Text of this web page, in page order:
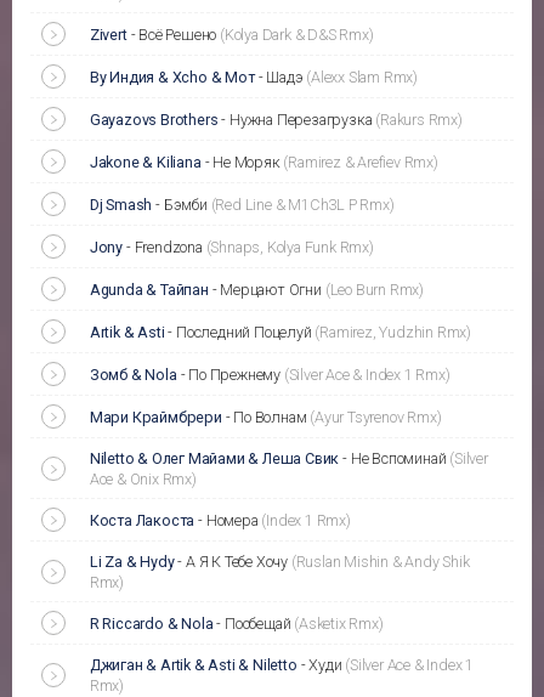
Zivert- Всё Решено (Kolya Dark & D&S Rmx)
By Индия & Xcho & Мот- Шадэ (Alexx Slam Rmx)
Gayazovs Brothers - Нужна Перезагрузка (Rakurs Rmx)
Jakone & Kiliana - Не Моряк (Ramirez & Arefiev Rmx)
Dj Smash - Бэмби (Red Line & M1Ch3L P Rmx)
Jony - Frendzona (Shnaps, Kolya Funk Rmx)
Agunda & Тайпан - Мерцают Огни (Leo Burn Rmx)
Artik & Asti - Последний Поцелуй (Ramirez, Yudzhin Rmx)
Зомб & Nola - По Прежнему (Silver Ace & Index 1 Rmx)
Мари Краймбрери - По Волнам (Ayur Tsyrenov Rmx)
Niletto & Олег Майами & Леша Свик - Не Вспоминай (Silver
Ace & Onix Rmx)
Коста Лакоста - Номера (Index 1 Rmx)
Li Za & Hydy- А Я К Тебе Хочу (Ruslan Mishin & Andy Shik
Rmx)
R Riccardo & Nola - Пообещай (Asketix Rmx)
Джиган & Artik & Asti & Niletto -Худи (Silver Ace & Index 1
Rmx)